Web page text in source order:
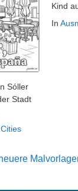
Sóller
Stadt
Kind
In